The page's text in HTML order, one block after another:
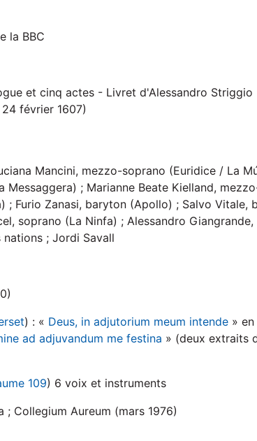
la BBC
et cinq actes - Livret d'Alessandro Striggio
février 1607)
Mancini, mezzo-soprano (Euridice / La
Messaggera) ; Marianne Beate Kielland,
; Furio Zanasi, baryton (Apollo) ; Salvo Vitale,
soprano (La Ninfa) ; Alessandro Giangrande,
; Jordi Savall
) : « Deus, in adjutorium meum intende » en
ad adjuvandum me festina » (deux extraits
109) 6 voix et instruments
; Collegium Aureum (mars 1976)